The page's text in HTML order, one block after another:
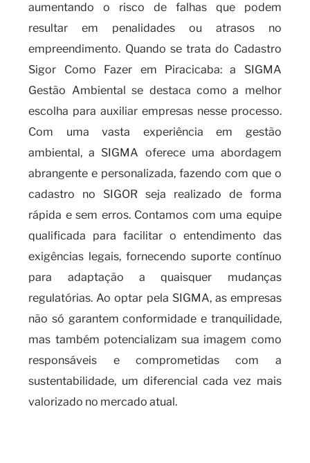
aumentando o risco de falhas que podem
resultar em penalidades ou atrasos no
empreendimento. Quando se trata do Cadastro
Sigor Como Fazer em Piracicaba: a SIGMA
Gestão Ambiental se destaca como a melhor
escolha para auxiliar empresas nesse processo.
Com uma vasta experiência em gestão
ambiental, a SIGMA oferece uma abordagem
abrangente e personalizada, fazendo com que o
cadastro no SIGOR seja realizado de forma
rápida e sem erros. Contamos com uma equipe
qualificada para facilitar o entendimento das
exigências legais, fornecendo suporte contínuo
para adaptação a quaisquer mudanças
regulatórias. Ao optar pela SIGMA, as empresas
não só garantem conformidade e tranquilidade,
mas também potencializam sua imagem como
responsáveis e comprometidas com a
sustentabilidade, um diferencial cada vez mais
valorizado no mercado atual.